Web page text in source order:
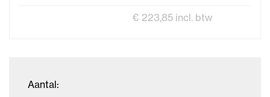
€ 223,85 incl. btw
Aantal: